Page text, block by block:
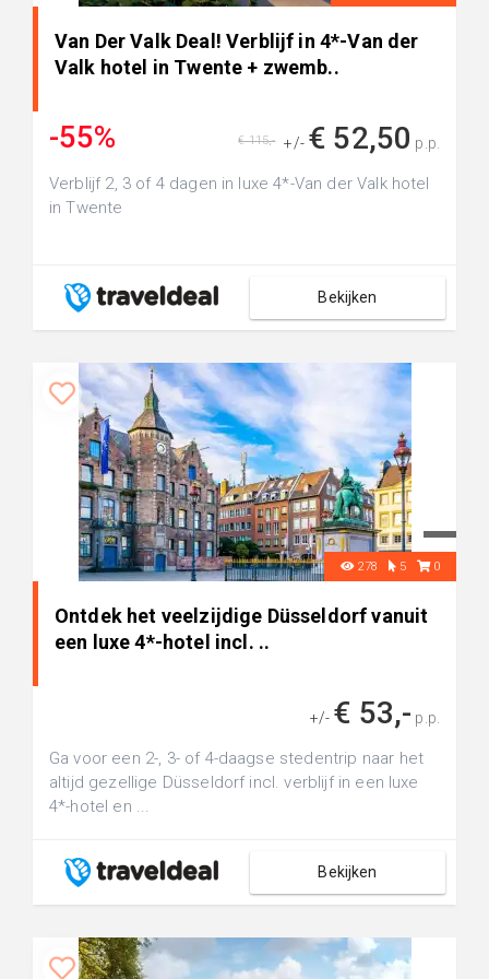
Van Der Valk Deal! Verblijf in 4*-Van der
Valk hotel in Twente + zwemb..
-55% +/- € 52,50 p.p.
€ 115,-
Verblijf 2, 3 of 4 dagen in luxe 4*-Van der Valk hotel
in Twente
Bekijken
278 5 0
Ontdek het veelzijdige Düsseldorf vanuit
een luxe 4*-hotel incl. ..
+/- € 53,- p.p.
Ga voor een 2-, 3- of 4-daagse stedentrip naar het
altijd gezellige Düsseldorf incl. verblijf in een luxe
4*-hotel en ...
Bekijken